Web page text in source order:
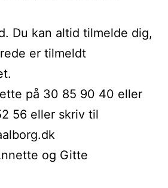
Du kan altid tilmelde dig,
er tilmeldt
på 30 85 90 40 eller
56 eller skriv til
og Gitte